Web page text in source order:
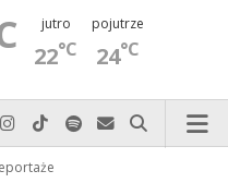
jutro
22°C
pojutrze
24°C
prostu do nas zadzwoń
nas na Facebook-u
Odwiedź nas na X
Odwiedź nas na Instagram-ie
Odwiedź nas na TikTok-u
Szukaj nas na Spotify
Wyślij do nas
Szukaj